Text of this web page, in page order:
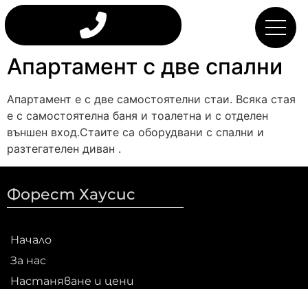
Апартамент с две спални
Апартамент е с две самостоятелни стаи. Всяка стая
е с самостоятелна баня и тоалетна и с отделен
външен вход.Стаите са оборудвани с спални и
разтегателен диван .
Форест Хаусис
Начало
За нас
Настаняване и цени